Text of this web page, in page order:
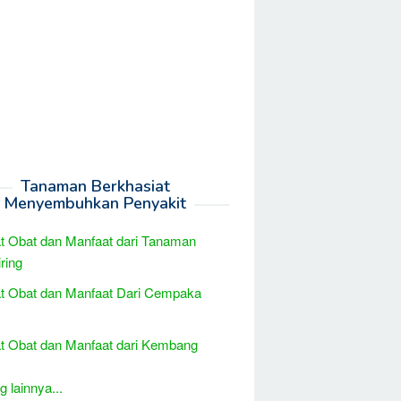
Tanaman Berkhasiat
Menyembuhkan Penyakit
Obat dan Manfaat dari Tanaman
Obat dan Manfaat Dari Cempaka
Obat dan Manfaat dari Kembang
lainnya...